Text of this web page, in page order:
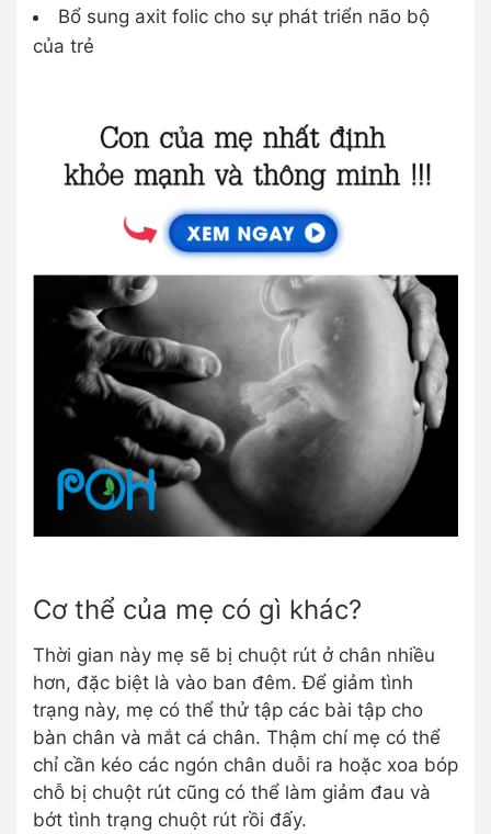
Bổ sung axit folic cho sự phát triển não bộ
của trẻ
Cơ thể của mẹ có gì khác?
Thời gian này mẹ sẽ bị chuột rút ở chân nhiều
hơn, đặc biệt là vào ban đêm. Để giảm tình
trạng này, mẹ có thể thử tập các bài tập cho
bàn chân và mắt cá chân. Thậm chí mẹ có thể
chỉ cần kéo các ngón chân duỗi ra hoặc xoa bóp
chỗ bị chuột rút cũng có thể làm giảm đau và
bớt tình trạng chuột rút rồi đấy.